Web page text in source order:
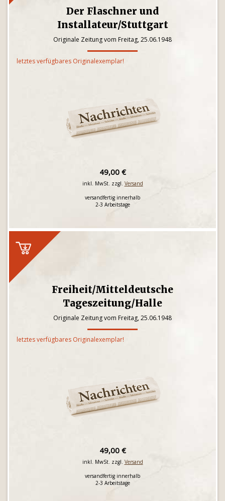
Der Flaschner und
Installateur/Stuttgart
Originale Zeitung vom Freitag, 25.06.1948
letztes verfügbares Originalexemplar!
49,00 €
inkl. MwSt. zzgl. Versand
versandfertig innerhalb
2-3 Arbeitstage
Freiheit/Mitteldeutsche
Tageszeitung/Halle
Originale Zeitung vom Freitag, 25.06.1948
letztes verfügbares Originalexemplar!
49,00 €
inkl. MwSt. zzgl. Versand
versandfertig innerhalb
2-3 Arbeitstage